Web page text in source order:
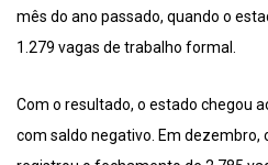
mês do ano passado, quando o
1.279 vagas de trabalho formal.
Com o resultado, o estado chegou
com saldo negativo. Em dezembro,